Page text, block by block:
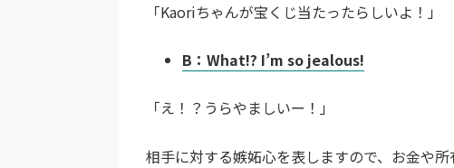
「Kaoriちゃんが宝くじ当たったらしいよ！」
B：What!? I’m so jealous!
「え！？うらやましいー！」
相手に対する嫉妬心を表しますので、お金や所